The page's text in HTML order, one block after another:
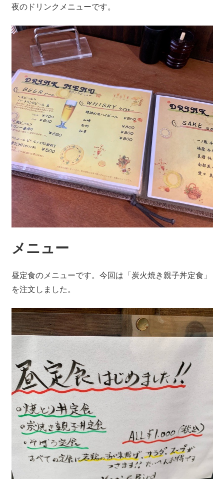
夜のドリンクメニューです。
メニュー
昼定食のメニューです。今回は「炭火焼き親子丼定食」
を注文しました。